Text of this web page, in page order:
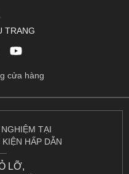
TRANG
cửa hàng
TẠI
HẤP DẪN
LỠ,